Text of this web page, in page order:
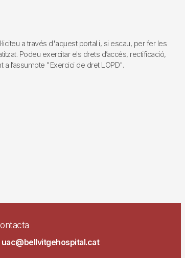
a través d'aquest portal i, si escau, per fer les
Podeu exercitar els drets d’accés, rectificació,
a l’assumpte "Exercici de dret LOPD".
uac@bellvitgehospital.cat